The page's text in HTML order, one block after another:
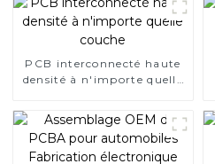
PCB interconnecté haute
densité à n'importe quelle